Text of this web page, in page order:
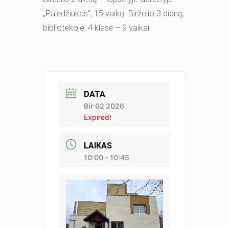
„Palėdžiukas“, 15 vaikų. Birželio 3 dieną,
bibliotekoje, 4 klasė – 9 vaikai.
DATA
Bir 02 2026
Expired!
LAIKAS
10:00 - 10:45